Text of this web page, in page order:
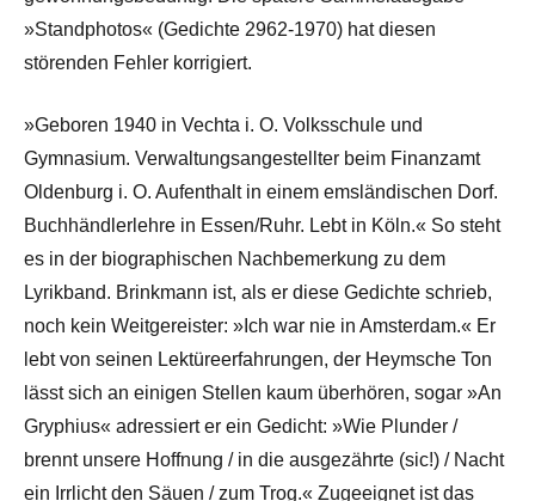
»Standphotos« (Gedichte 2962-1970) hat diesen
störenden Fehler korrigiert.
»Geboren 1940 in Vechta i. O. Volksschule und
Gymnasium. Verwaltungsangestellter beim Finanzamt
Oldenburg i. O. Aufenthalt in einem emsländischen Dorf.
Buchhändlerlehre in Essen/Ruhr. Lebt in Köln.« So steht
es in der biographischen Nachbemerkung zu dem
Lyrikband. Brinkmann ist, als er diese Gedichte schrieb,
noch kein Weitgereister: »Ich war nie in Amsterdam.« Er
lebt von seinen Lektüreerfahrungen, der Heymsche Ton
lässt sich an einigen Stellen kaum überhören, sogar »An
Gryphius« adressiert er ein Gedicht: »Wie Plunder /
brennt unsere Hoffnung / in die ausgezährte (sic!) / Nacht
ein Irrlicht den Säuen / zum Trog.« Zugeeignet ist das